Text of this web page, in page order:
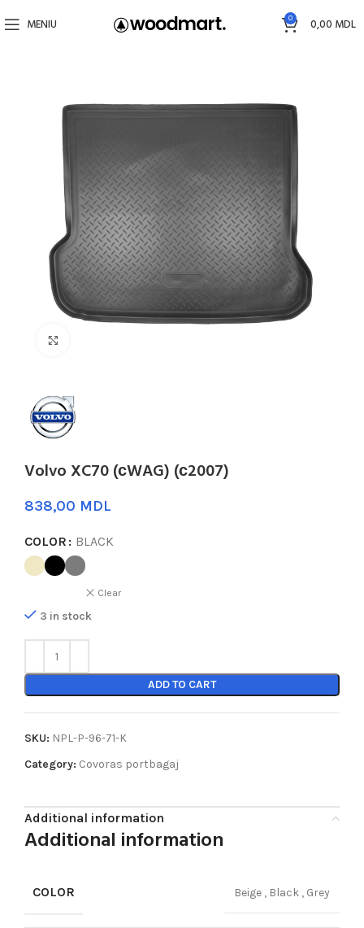
MENIU 0 0,00 MDL
Volvo XC70 (сWAG) (с2007)
MDL
COLOR BLACK
Clear
3 in stock
ADD TO CART
SKU: NPL-P-96-71-K
Category: Covoras portbagaj
Additional information
Additional information
COLOR Beige , Black , Grey